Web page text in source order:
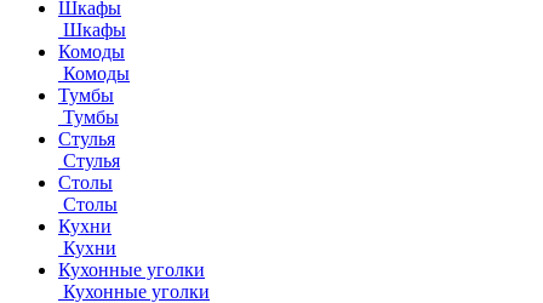
Шкафы
Шкафы
Комоды
Комоды
Тумбы
Тумбы
Стулья
Стулья
Столы
Столы
Кухни
Кухни
Кухонные уголки
Кухонные уголки